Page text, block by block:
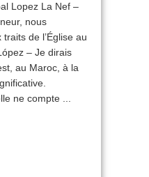
Lopez La Nef –
nous
de l’Église au
– Je dirais
au Maroc, à la
ne compte ...